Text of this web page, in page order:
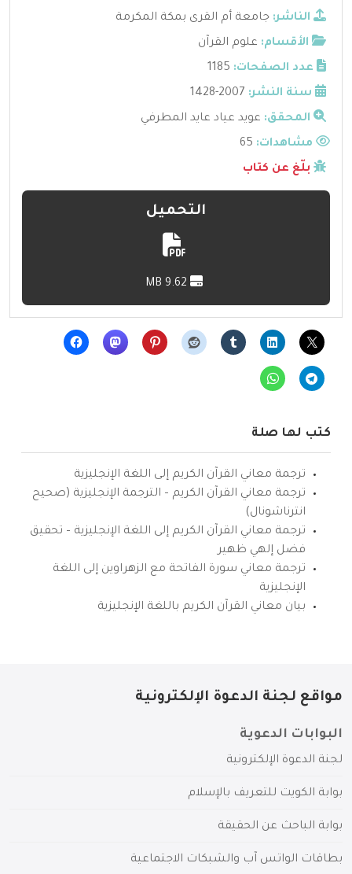
الناشر: جامعة أم القرى بمكة المكرمة
الأقسام: علوم القرآن
عدد الصفحات: 1185
سنة النشر: 2007-1428
المحقق: عويد عياد عايد المطرفي
مشاهدات:
بلّغ عن كتاب
التحميل
كتب لها صلة
ترجمة معاني القرآن الكريم إلى اللغة الإنجليزية
ترجمة معاني القرآن الكريم – الترجمة الإنجليزية (صحيح
انترناشونال)
ترجمة معاني القرآن الكريم إلى اللغة الإنجليزية – تحقيق
فضل إلهي ظهير
ترجمة معاني سورة الفاتحة مع الزهراوين إلى اللغة
الإنجليزية
بيان معاني القرآن الكريم باللغة الإنجليزية
مواقع لجنة الدعوة الإلكترونية
البوابات الدعوية
لجنة الدعوة الإلكترونية
بوابة الكويت للتعريف بالإسلام
بوابة الباحث عن الحقيقة
بطاقات الواتس آب والشبكات الاجتماعية